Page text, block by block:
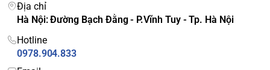
Địa chỉ
Hà Nội: Đường Bạch Đằng - P.Vĩnh Tuy - Tp. Hà Nội
Hotline
0978.904.833